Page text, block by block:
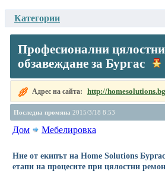
Категории
Професионални
обзавеждане за Бургас
Адрес на сайта: http://
Последна промяна 2015/3/18 8:53
Дом Мебелировка
Ние от екипът на Home Solutions
етапи на процесите при цялостни